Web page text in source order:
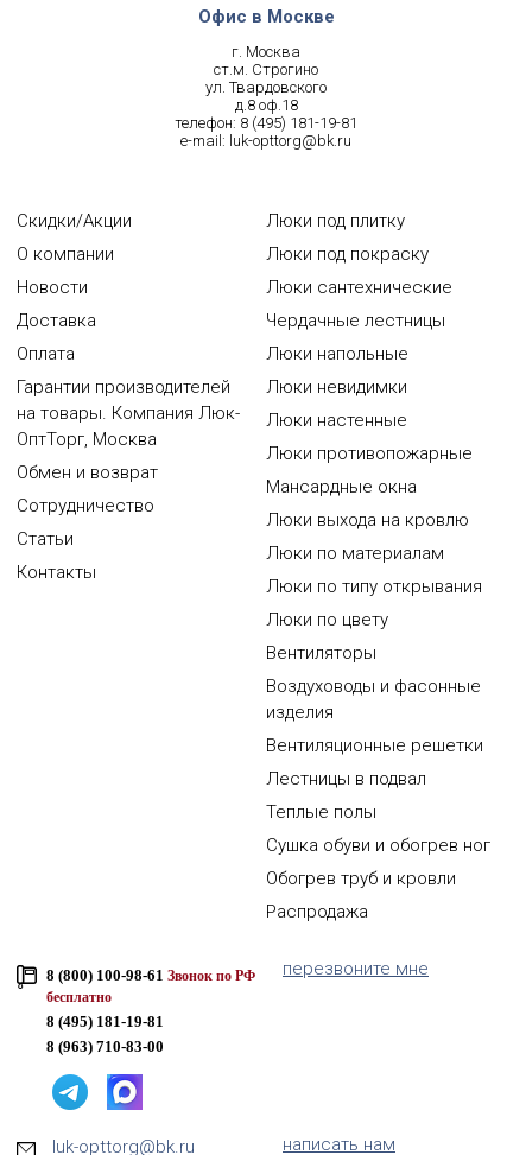
Офис в Москве
г. Москва
ст.м. Строгино
ул. Твардовского
д.8 оф.18
телефон: 8 (495) 181-19-81
e-mail: luk-opttorg@bk.ru
Скидки/Акции
О компании
Новости
Доставка
Оплата
Гарантии производителей
на товары. Компания Люк-
ОптТорг, Москва
Обмен и возврат
Сотрудничество
Статьи
Контакты
Люки под плитку
Люки под покраску
Люки сантехнические
Чердачные лестницы
Люки напольные
Люки невидимки
Люки настенные
Люки противопожарные
Мансардные окна
Люки выхода на кровлю
Люки по материалам
Люки по типу открывания
Люки по цвету
Вентиляторы
Воздуховоды и фасонные
изделия
Вентиляционные решетки
Лестницы в подвал
Теплые полы
Сушка обуви и обогрев ног
Обогрев труб и кровли
Распродажа
8 (800) 100-98-61 Звонок по РФ
бесплатно
8 (495) 181-19-81
8 (963) 710-83-00
перезвоните мне
luk-opttorg@bk.ru написать нам